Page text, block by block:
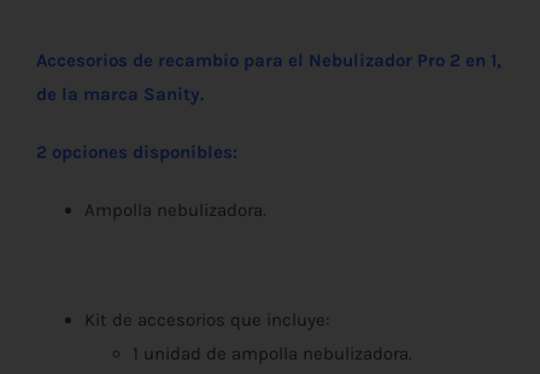
precios:
Accesorios de recambio para el Nebulizador Pro 2 en 1,
de la marca Sanity.
2 opciones disponibles:
Ampolla nebulizadora.
Kit de accesorios que incluye:
1 unidad de ampolla nebulizadora.